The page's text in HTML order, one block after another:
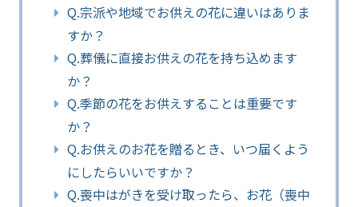
Q.宗派や地域でお供えの花に違いはありま
すか？
Q.葬儀に直接お供えの花を持ち込めます
か？
Q.季節の花をお供えすることは重要です
か？
Q.お供えのお花を贈るとき、いつ届くよう
にしたらいいですか？
Q.喪中はがきを受け取ったら、お花（喪中